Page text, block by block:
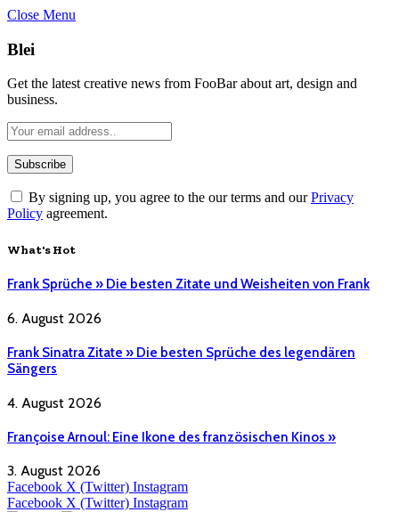
Close Menu
Blei
Get the latest creative news from FooBar about art, design and
business.
By signing up, you agree to the our terms and ourPrivacy
Policy agreement.
What's Hot
Frank Sprüche » Die besten Zitate und Weisheiten von Frank
6. August 2026
Frank Sinatra Zitate » Die besten Sprüche des legendären
Sängers
4. August 2026
Françoise Arnoul: Eine Ikone des französischen Kinos »
3. August 2026
Facebook X (Twitter) Instagram
Facebook X (Twitter) Instagram